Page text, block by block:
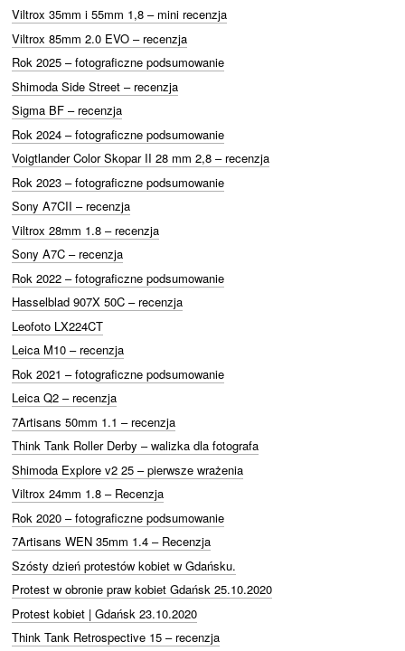
Viltrox 35mm i 55mm 1,8 – mini recenzja
Viltrox 85mm 2.0 EVO – recenzja
Rok 2025 – fotograficzne podsumowanie
Shimoda Side Street – recenzja
Sigma BF – recenzja
Rok 2024 – fotograficzne podsumowanie
Voigtlander Color Skopar II 28 mm 2,8 – recenzja
Rok 2023 – fotograficzne podsumowanie
Sony A7CII – recenzja
Viltrox 28mm 1.8 – recenzja
Sony A7C – recenzja
Rok 2022 – fotograficzne podsumowanie
Hasselblad 907X 50C – recenzja
Leofoto LX224CT
Leica M10 – recenzja
Rok 2021 – fotograficzne podsumowanie
Leica Q2 – recenzja
7Artisans 50mm 1.1 – recenzja
Think Tank Roller Derby – walizka dla fotografa
Shimoda Explore v2 25 – pierwsze wrażenia
Viltrox 24mm 1.8 – Recenzja
Rok 2020 – fotograficzne podsumowanie
7Artisans WEN 35mm 1.4 – Recenzja
Szósty dzień protestów kobiet w Gdańsku.
Protest w obronie praw kobiet Gdańsk 25.10.2020
Protest kobiet | Gdańsk 23.10.2020
Think Tank Retrospective 15 – recenzja